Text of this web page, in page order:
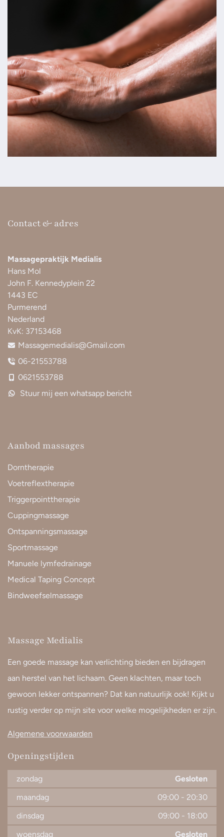
Contact & adres
Massagepraktijk Medialis
Hans Mol
John F. Kennedyplein 22
1443 EC
Purmerend
Nederland
Massagemedialis@Gmail.com
06-21553788
0621553788
Stuur mij een whatsapp bericht
KvK: 37153468
Aanbod massages
Dorntherapie
Voetreflextherapie
Triggerpointtherapie
Cuppingmassage
Ontspanningsmassage
Sportmassage
Manuele lymfedrainage
Medical Taping Concept
Bindweefselmassage
Massage Medialis
Een goede massage kan verlichting bieden en bijdragen
aan herstel van het lichaam. Geen klachten, maar toch
gewoon lekker ontspannen? Dat kan natuurlijk ook! Kijkt u
rustig verder op mijn site voor welke mogelijkheden er zijn.
Algemene voorwaarden
Openingstijden
zondag
Gesloten
maandag
09:00 - 20:30
dinsdag
09:00 - 18:00
woensdag
Gesloten